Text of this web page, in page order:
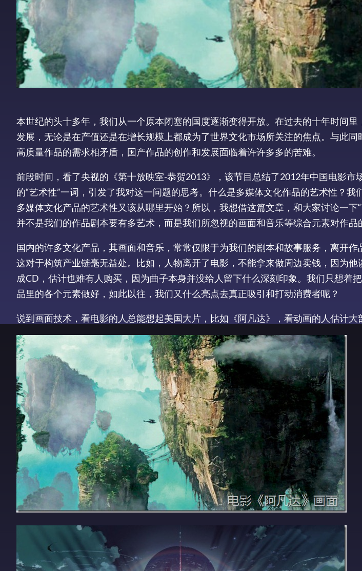
本世纪的头十多年，我们从一个原本闭塞的国度逐渐变得开放。在过去的十年时间
发展，无论是在产值还是在增长规模上都成为了世界文化市场所关注的焦点。与此
高质量作品的需求相矛盾，国产作品的创作和发展面临着许许多多的苦难。
前段时间，看了央视的《第十放映室-恭贺2013》，该节目总结了2012年中国电影市
的“艺术性”一词，引发了我对这一问题的思考。什么是多媒体文化作品的艺术性？我
多媒体文化产品的艺术性又该从哪里开始？所以，我想借这篇文章，和大家讨论一下
并不是我们的作品剧本要有多艺术，而是我们所忽视的画面和音乐等综合元素对作品
国内的许多文化产品，其画面和音乐，常常仅限于为我们的剧本和故事服务，离开作
这对于构筑产业链毫无益处。比如，人物离开了电影，不能拿来做周边卖钱，因为他
成CD，估计也难有人购买，因为曲子本身并没给人留下什么深刻印象。我们只想着
品里的各个元素做好，如此以往，我们又什么亮点去真正吸引和打动消费者呢？
说到画面技术，看电影的人总能想起美国大片，比如《阿凡达》，看动画的人估计大